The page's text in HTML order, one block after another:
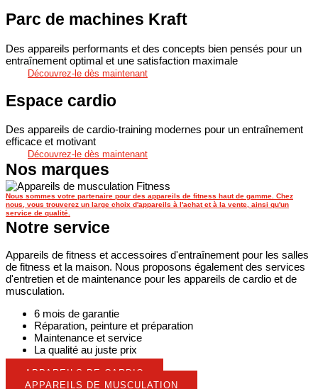
Parc de machines Kraft
Des appareils performants et des concepts bien pensés pour un
entraînement optimal et une satisfaction maximale
Découvrez-le dès maintenant
Espace cardio
Des appareils de cardio-training modernes pour un entraînement
efficace et motivant
Découvrez-le dès maintenant
Nos marques
Nous sommes votre partenaire pour des appareils de fitness haut de gamme. Chez
nous, vous trouverez un large choix d'appareils à l'achat et à la vente, ainsi qu'un
service de qualité.
Notre service
Appareils de fitness et accessoires d'entraînement pour les salles
de fitness et la maison. Nous proposons également des services
d'entretien et de maintenance pour les appareils de cardio et de
musculation.
6 mois de garantie
Réparation, peinture et préparation
Maintenance et service
La qualité au juste prix
APPAREILS DE CARDIO
APPAREILS DE MUSCULATION